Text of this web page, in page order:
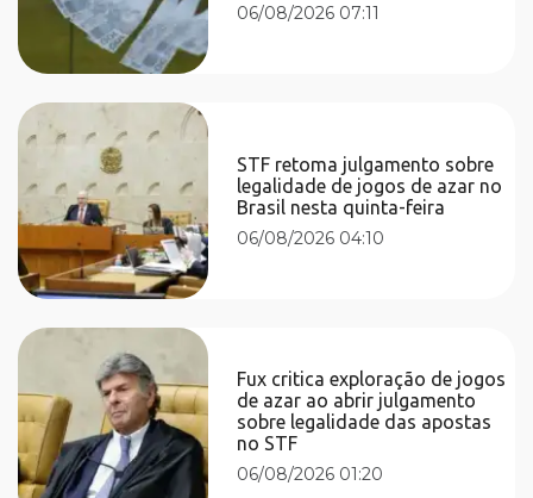
06/08/2026 07:11
STF retoma julgamento sobre
legalidade de jogos de azar no
Brasil nesta quinta-feira
06/08/2026 04:10
Fux critica exploração de jogos
de azar ao abrir julgamento
sobre legalidade das apostas
no STF
06/08/2026 01:20